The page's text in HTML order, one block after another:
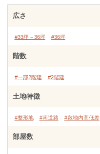
広さ
#33坪～36坪 #36坪
階数
#一部2階建 #2階建
土地特徴
#整形地 #南道路 #敷地内高低差
部屋数